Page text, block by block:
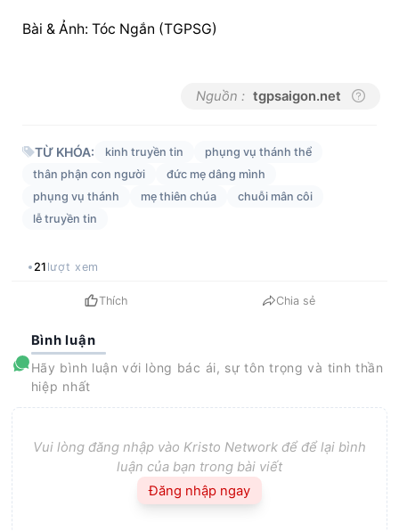
Bài & Ảnh: Tóc Ngắn (TGPSG)
Nguồn : tgpsaigon.net
TỪ KHÓA: kinh truyền tin
phụng vụ thánh thể
thân phận con người
đức mẹ dâng mình
phụng vụ thánh
mẹ thiên chúa
chuỗi mân côi
lễ truyền tin
21 lượt xem
Thích Chia sẻ
Bình luận
Hãy bình luận với lòng bác ái, sự tôn trọng và tinh thần
hiệp nhất
Vui lòng đăng nhập vào Kristo Network để để lại bình
luận của bạn trong bài viết
Đăng nhập ngay